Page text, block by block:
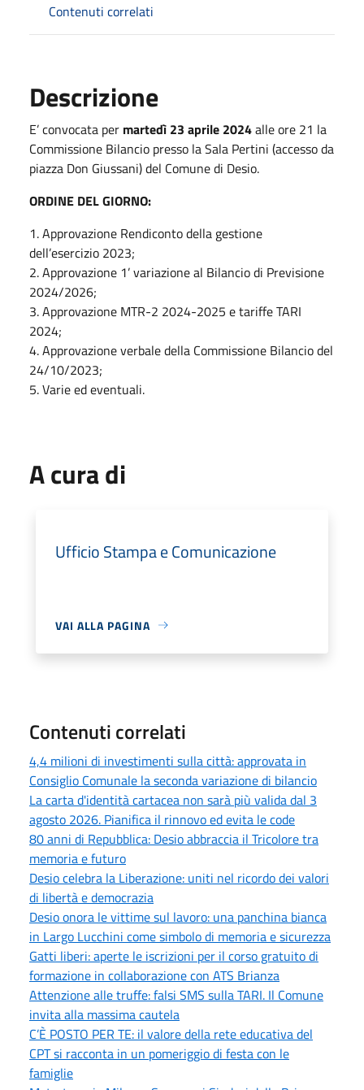
Contenuti correlati
Descrizione
E’ convocata per martedì 23 aprile 2024alle ore 21 la
Commissione Bilancio presso la Sala Pertini (accesso da
piazza Don Giussani) del Comune di Desio.
ORDINE DEL GIORNO:
1. Approvazione Rendiconto della gestione
dell’esercizio 2023;
2. Approvazione 1’ variazione al Bilancio di Previsione
2024/2026;
3. Approvazione MTR-2 2024-2025 e tariffe TARI
2024;
4. Approvazione verbale della Commissione Bilancio del
24/10/2023;
5. Varie ed eventuali.
A cura di
Ufficio Stampa e Comunicazione
VAI ALLA PAGINA
Contenuti correlati
4,4 milioni di investimenti sulla città: approvata in
Consiglio Comunale la seconda variazione di bilancio
La carta d'identità cartacea non sarà più valida dal 3
agosto 2026. Pianifica il rinnovo ed evita le code
80 anni di Repubblica: Desio abbraccia il Tricolore tra
memoria e futuro
Desio celebra la Liberazione: uniti nel ricordo dei valori
di libertà e democrazia
Desio onora le vittime sul lavoro: una panchina bianca
in Largo Lucchini come simbolo di memoria e sicurezza
Gatti liberi: aperte le iscrizioni per il corso gratuito di
formazione in collaborazione con ATS Brianza
Attenzione alle truffe: falsi SMS sulla TARI. Il Comune
invita alla massima cautela
C’È POSTO PER TE: il valore della rete educativa del
CPT si racconta in un pomeriggio di festa con le
famiglie